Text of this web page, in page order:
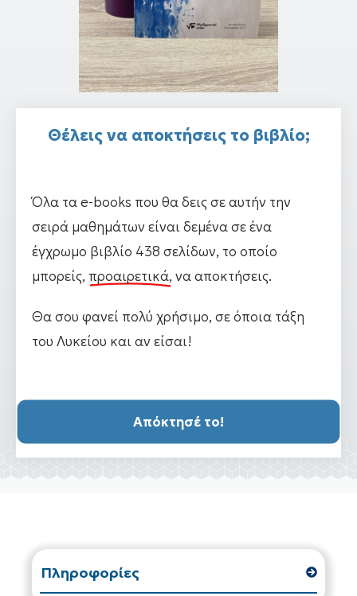
Θέλεις να αποκτήσεις το βιβλίο;
Όλα τα e-books που θα δεις σε αυτήν την
σειρά μαθημάτων είναι δεμένα σε ένα
έγχρωμο βιβλίο 438 σελίδων, το οποίο
μπορείς, προαιρετικά, να αποκτήσεις.
Θα σου φανεί πολύ χρήσιμο, σε όποια τάξη
του Λυκείου και αν είσαι!
Απόκτησέ το!
Πληροφορίες